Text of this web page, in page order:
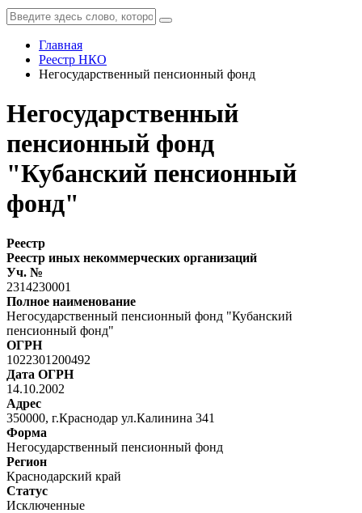
Главная
Реестр НКО
Негосударственный пенсионный фонд
Негосударственный
пенсионный фонд
"Кубанский пенсионный
фонд"
Реестр
Реестр иных некоммерческих организаций
Уч. №
2314230001
Полное наименование
Негосударственный пенсионный фонд "Кубанский
пенсионный фонд"
ОГРН
1022301200492
Дата ОГРН
14.10.2002
Адрес
350000, г.Краснодар ул.Калинина 341
Форма
Негосударственный пенсионный фонд
Регион
Краснодарский край
Статус
Исключенные